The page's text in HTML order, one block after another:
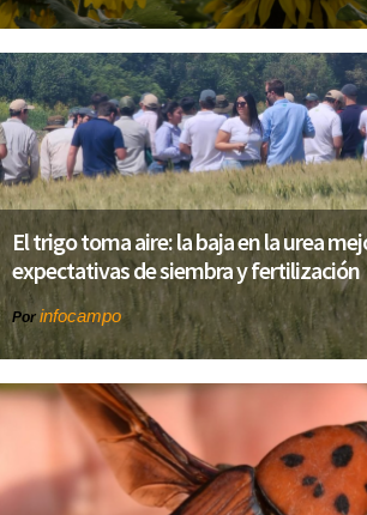
El trigo toma aire: la baja en la urea
expectativas de siembra y fertilización
Por infocampo